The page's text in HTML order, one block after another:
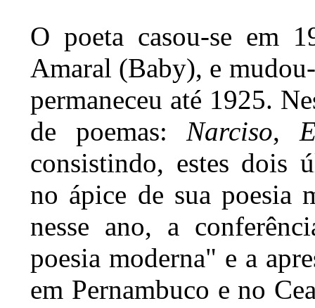
O poeta casou-se em
Amaral (Baby), e
permaneceu até 1925.
de poemas: Narciso,
consistindo, estes dois
no ápice de sua poesia
nesse ano, a
poesia moderna" e a
em Pernambuco e no